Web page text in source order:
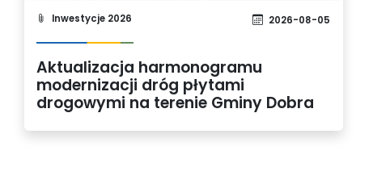
Inwestycje 2026 2026-08-05
Aktualizacja harmonogramu
modernizacji dróg płytami
drogowymi na terenie Gminy Dobra